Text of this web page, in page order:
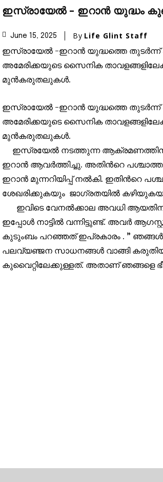
ഇസ്രായേൽ – ഇറാൻ യുദ്ധം
June 15, 2025 By Life Glint Staff
ഇസ്രായേൽ -ഇറാൻ യുദ്ധത്തെ
അമേരിക്കയുടെ സൈനിക
മുൻകരുതലുകൾ.
ഇസ്രായേൽ -ഇറാൻ യുദ്ധത്തെ
അമേരിക്കയുടെ സൈനിക
മുൻകരുതലുകൾ.
ഇസ്രയേൽ നടത്തുന്ന ആക്രമണത്തിന്
ഇറാൻ ആവർത്തിച്ചു. അതിൻറെ
ഇറാൻ മുന്നറിയിപ്പ് നൽകി. ഇതിൻറെ
ശേഖരിക്കുകയും ജാഗ്രതയിൽ
ഇവിടെ വേനൽക്കാല അവധി
ഇപ്പോൾ നാട്ടിൽ വന്നിട്ടുണ്ട്. അവർ
കുടുംബം പറഞ്ഞത് ഇപ്രകാരം . ”
പലവ്യഞ്ജന സാധനങ്ങൾ വാങ്ങി
കുവൈറ്റിലേക്കുള്ളത്. അതാണ് ഞങ്ങളെ